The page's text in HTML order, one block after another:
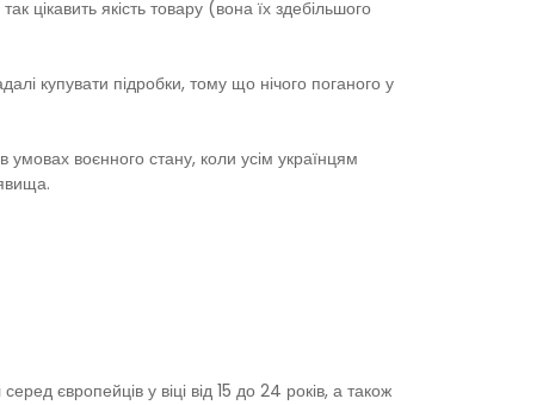
цікавить якість товару (вона їх здебільшого
купувати підробки, тому що нічого поганого у
воєнного стану, коли усім українцям
європейців у віці від 15 до 24 років, а також